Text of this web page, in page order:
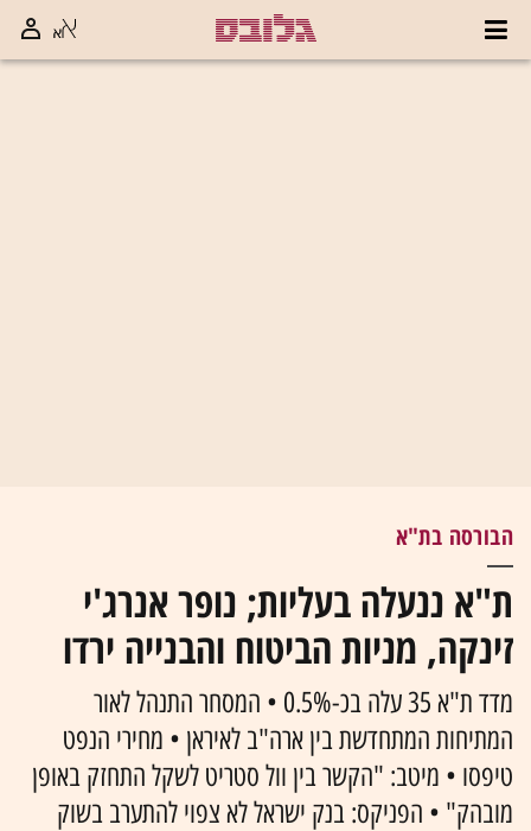
הבורסה בת"א
ת"א ננעלה בעליות; נופר אנרג'י
זינקה, מניות הביטוח והבנייה ירדו
מדד ת"א 35 עלה בכ-0.5% • המסחר התנהל לאור
המתיחות המתחדשת בין ארה"ב לאיראן • מחירי הנפט
טיפסו • מיטב: "הקשר בין וול סטריט לשקל התחזק באופן
מובהק" • הפניקס: בנק ישראל לא צפוי להתערב בשוק